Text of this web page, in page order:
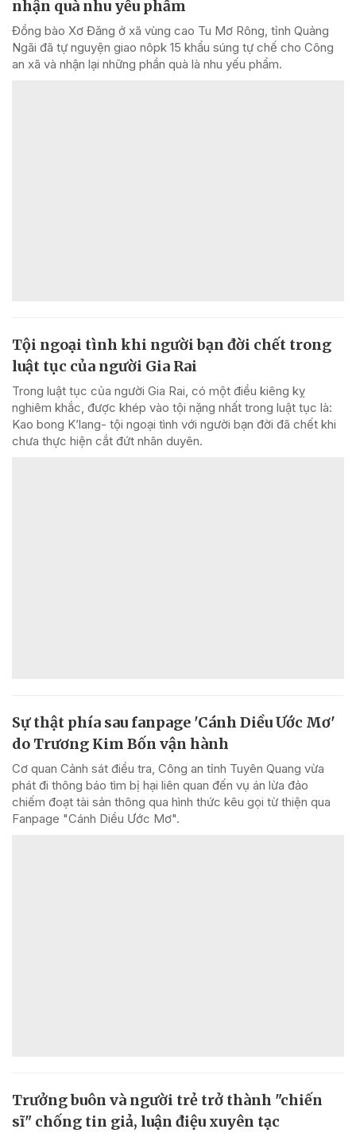
nhận quà nhu yếu phẩm
Đồng bào Xơ Đăng ở xã vùng cao Tu Mơ Rông, tỉnh Quảng
Ngãi đã tự nguyện giao nôpk 15 khẩu súng tự chế cho Công
an xã và nhận lại những phần quà là nhu yếu phẩm.
Tội ngoại tình khi người bạn đời chết trong
luật tục của người Gia Rai
Trong luật tục của người Gia Rai, có một điều kiêng kỵ
nghiêm khắc, được khép vào tội nặng nhất trong luật tục là:
Kao bong K’lang- tội ngoại tình với người bạn đời đã chết khi
chưa thực hiện cắt đứt nhân duyên.
Sự thật phía sau fanpage 'Cánh Diều Ước Mơ'
do Trương Kim Bốn vận hành
Cơ quan Cảnh sát điều tra, Công an tỉnh Tuyên Quang vừa
phát đi thông báo tìm bị hại liên quan đến vụ án lừa đảo
chiếm đoạt tài sản thông qua hình thức kêu gọi từ thiện qua
Fanpage "Cánh Diều Ước Mơ".
Trưởng buôn và người trẻ trở thành "chiến
sĩ" chống tin giả, luận điệu xuyên tạc